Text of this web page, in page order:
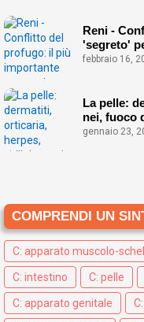
Reni -
'segreto'
febbraio 16,
La pelle:
nei, fuoco
gennaio 23,
COMPRENDI UN
C: apparato muscolo-
C: intestino C: pelle
C: apparato genitale